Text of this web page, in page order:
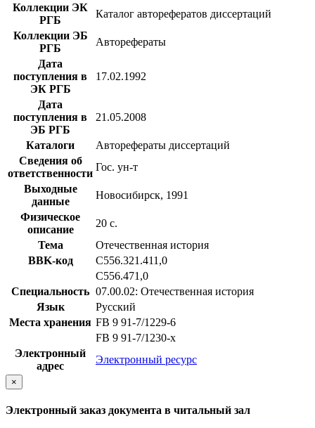
Коллекции ЭК
РГБ
Каталог авторефератов диссертаций
Коллекции ЭБ
РГБ
Авторефераты
Дата
поступления в
ЭК РГБ
17.02.1992
Дата
поступления в
ЭБ РГБ
21.05.2008
Каталоги
Авторефераты диссертаций
Сведения об
ответственности
Гос. ун-т
Выходные
данные
Новосибирск, 1991
Физическое
описание
20 с.
Тема
Отечественная история
BBK-код
С556.321.411,0
С556.471,0
Специальность 07.00.02: Отечественная история
Язык
Русский
Места хранения FB 9 91-7/1229-6
FB 9 91-7/1230-x
Электронный
адрес
Электронный ресурс
×
Электронный заказ документа в читальный зал